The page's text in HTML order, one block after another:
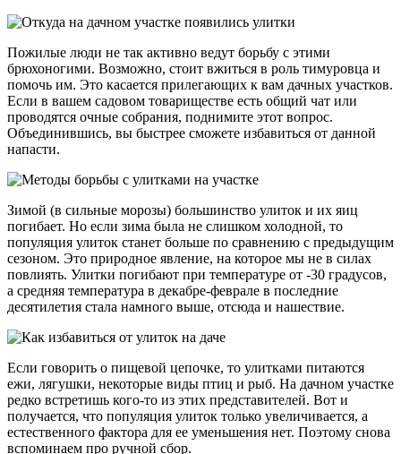
Пожилые люди не так активно ведут борьбу с этими
брюхоногими. Возможно, стоит вжиться в роль тимуровца и
помочь им. Это касается прилегающих к вам дачных участков.
Если в вашем садовом товариществе есть общий чат или
проводятся очные собрания, поднимите этот вопрос.
Объединившись, вы быстрее сможете избавиться от данной
напасти.
Зимой (в сильные морозы) большинство улиток и их яиц
погибает. Но если зима была не слишком холодной, то
популяция улиток станет больше по сравнению с предыдущим
сезоном. Это природное явление, на которое мы не в силах
повлиять. Улитки погибают при температуре от -30 градусов,
а средняя температура в декабре-феврале в последние
десятилетия стала намного выше, отсюда и нашествие.
Если говорить о пищевой цепочке, то улитками питаются
ежи, лягушки, некоторые виды птиц и рыб. На дачном участке
редко встретишь кого-то из этих представителей. Вот и
получается, что популяция улиток только увеличивается, а
естественного фактора для ее уменьшения нет. Поэтому снова
вспоминаем про ручной сбор.